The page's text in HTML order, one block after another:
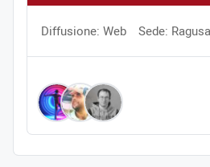
Diffusione: Web Sede: Ragusa